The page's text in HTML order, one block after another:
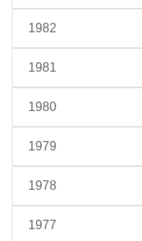
1982
1981
1980
1979
1978
1977